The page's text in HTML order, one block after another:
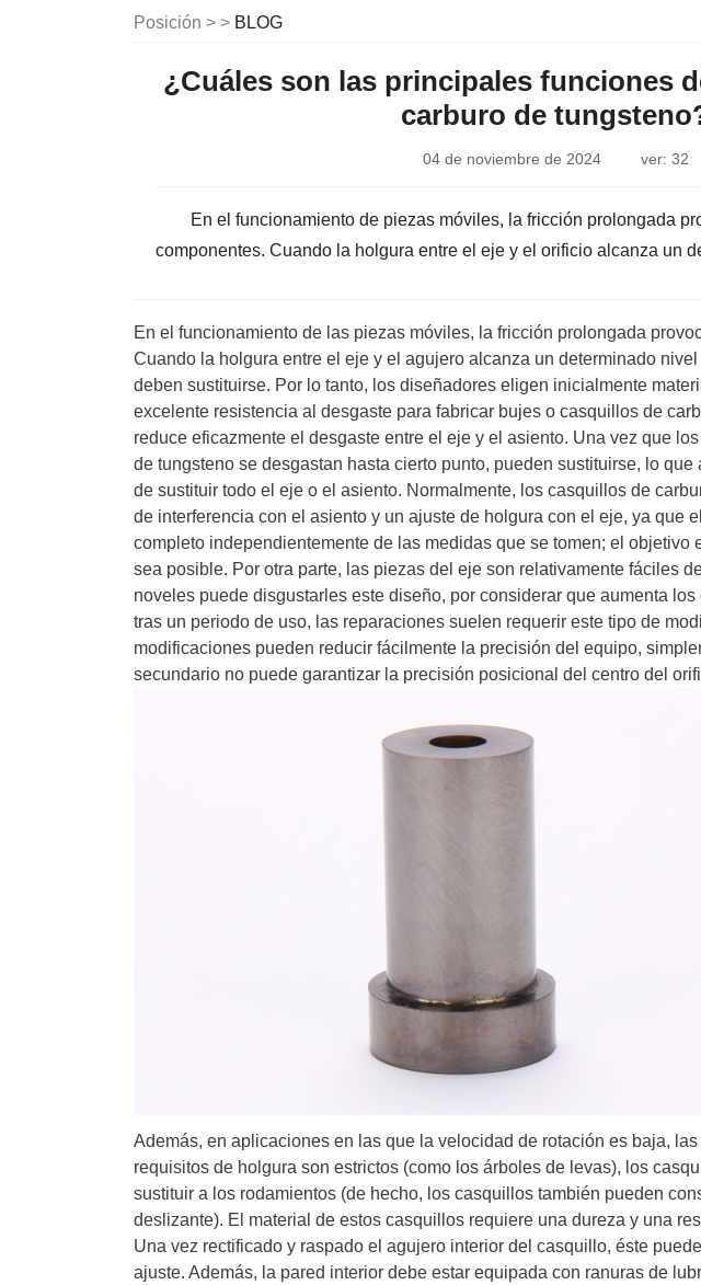
Posición > > BLOG
¿Cuáles son las principales funciones
carburo de
04 de noviembre de 2024 ver: 32
En el funcionamiento de piezas móviles, la fricción prolongada
componentes. Cuando la holgura entre el eje y el orificio alcanza un
En el funcionamiento de las piezas móviles, la fricción prolongada
Cuando la holgura entre el eje y el agujero alcanza un determinado
deben sustituirse. Por lo tanto, los diseñadores eligen inicialmente
excelente resistencia al desgaste para fabricar bujes o casquillos de
reduce eficazmente el desgaste entre el eje y el asiento. Una vez que
de tungsteno se desgastan hasta cierto punto, pueden sustituirse, lo
de sustituir todo el eje o el asiento. Normalmente, los casquillos de
de interferencia con el asiento y un ajuste de holgura con el eje, ya que
completo independientemente de las medidas que se tomen; el objetivo
sea posible. Por otra parte, las piezas del eje son relativamente fáciles
noveles puede disgustarles este diseño, por considerar que aumenta
tras un periodo de uso, las reparaciones suelen requerir este tipo de
modificaciones pueden reducir fácilmente la precisión del equipo,
secundario no puede garantizar la precisión posicional del centro del
Además, en aplicaciones en las que la velocidad de rotación es baja,
requisitos de holgura son estrictos (como los árboles de levas), los
sustituir a los rodamientos (de hecho, los casquillos también pueden
deslizante). El material de estos casquillos requiere una dureza y una
Una vez rectificado y raspado el agujero interior del casquillo, éste
ajuste. Además, la pared interior debe estar equipada con ranuras de